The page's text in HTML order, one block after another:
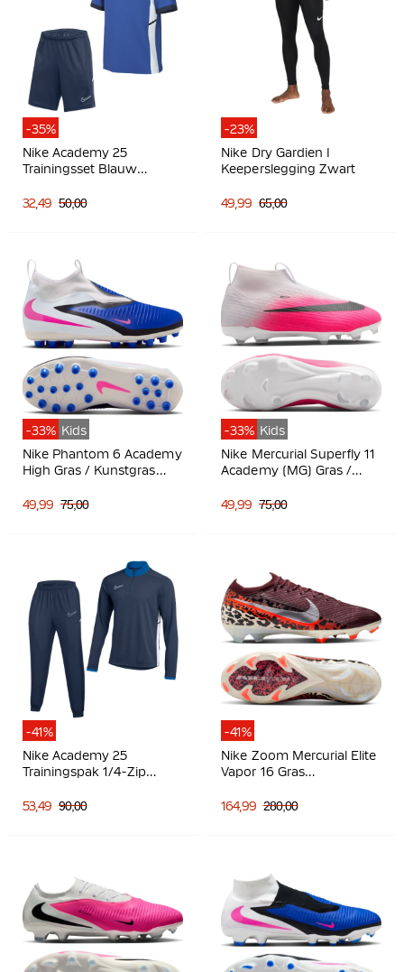
-35%
Nike Academy 25
Trainingsset Blauw
32,49 50,00
-23%
Nike Dry Gardien I
Keeperslegging Zwart
49,99 65,00
-33% Kids
Nike Phantom 6 Academy
High Gras / Kunstgras
Kids Blauw Wit Felroze
49,99 75,00
-33% Kids
Nike Mercurial Superfly 11
Academy (MG) Gras /
Voetbalschoenen Kids
49,99 75,00
-41%
Nike Academy 25
Trainingspak 1/4-Zip
53,49 90,00
-41%
Nike Zoom Mercurial Elite
Vapor 16 Gras
Bordeauxrood Zilver
164,99 280,00